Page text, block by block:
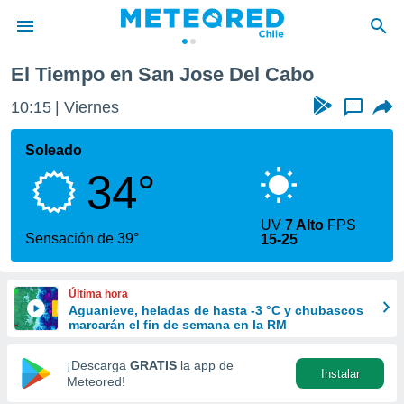
de
por
que se
calidad.
a este
las
y
forma
digital
basada
El Tiempo en San Jose Del Cabo
10:15 Viernes ...
Soleado
34°
Sensación de 39°
UV7 Alto FPS
15-25
Última hora
Aguanieve, heladas de hasta -3 °C y chubascos
marcarán el fin de semana en la RM
¡Descarga GRATIS la app de
Meteored!
Instalar